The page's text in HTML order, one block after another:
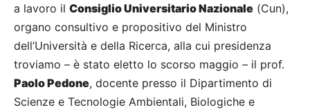
a lavoro il Consiglio Universitario Nazionale (Cun),
organo consultivo e propositivo del Ministro
dell’Università e della Ricerca, alla cui presidenza
troviamo – è stato eletto lo scorso maggio – il prof.
Paolo Pedone, docente presso il Dipartimento di
Scienze e Tecnologie Ambientali, Biologiche e